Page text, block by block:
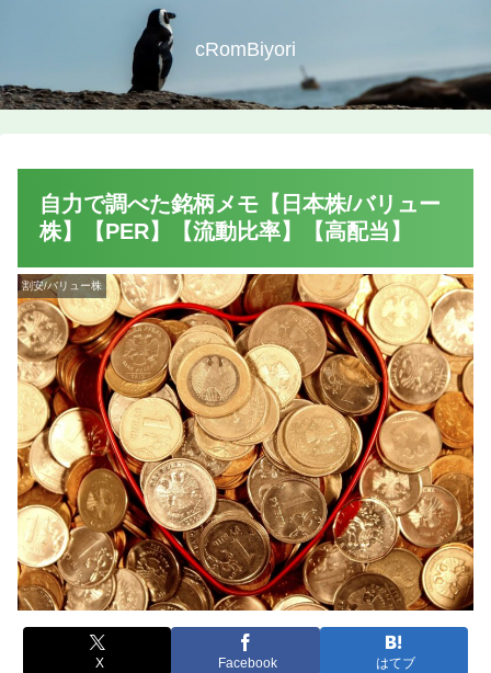
cRomBiyori
自力で調べた銘柄メモ【日本株/バリュー
株】【PER】【流動比率】【高配当】
割安/バリュー株
X Facebook はてブ